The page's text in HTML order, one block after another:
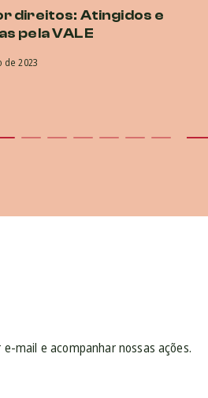
direitos: Atingidos e
pela VALE
de 2023
mail e acompanhar nossas ações.